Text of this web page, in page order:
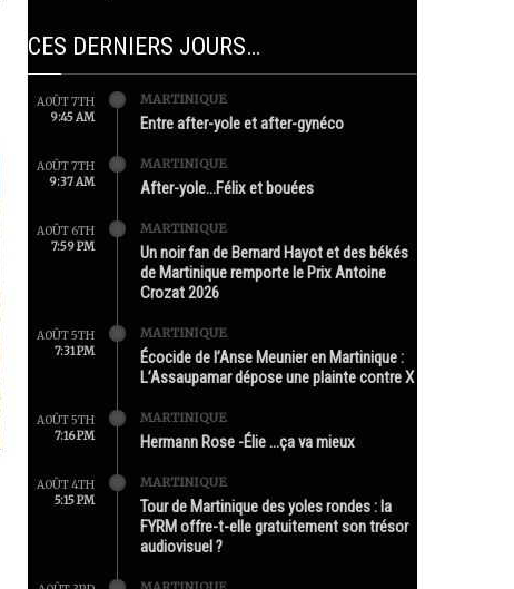
CES DERNIERS JOURS…
AOÛT 7TH
9:45 AM
MARTINIQUE
Entre after-yole et after-gynéco
AOÛT 7TH
9:37 AM
MARTINIQUE
After-yole…Félix et bouées
AOÛT 6TH
7:59 PM
MARTINIQUE
Un noir fan de Bernard Hayot et des békés
de Martinique remporte le Prix Antoine
Crozat 2026
AOÛT 5TH
7:31 PM
MARTINIQUE
Écocide de l’Anse Meunier en Martinique :
L’Assaupamar dépose une plainte contre X
AOÛT 5TH
7:16 PM
MARTINIQUE
Hermann Rose -Élie …ça va mieux
AOÛT 4TH
5:15 PM
MARTINIQUE
Tour de Martinique des yoles rondes : la
FYRM offre-t-elle gratuitement son trésor
audiovisuel ?